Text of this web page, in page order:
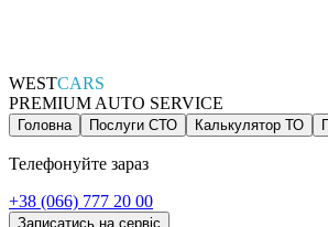
WESTCARS
PREMIUM AUTO SERVICE
Головна Послуги СТО Калькулятор ТО
Телефонуйте зараз
+38 (066) 777 20 00
Записатись на сервіс